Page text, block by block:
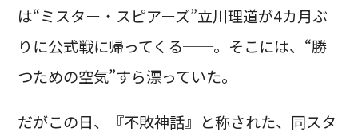
は“ミスター・スピアーズ”立川理道が4カ月ぶ
りに公式戦に帰ってくる──。そこには、“勝
つための空気”すら漂っていた。
だがこの日、『不敗神話』と称された、同スタ